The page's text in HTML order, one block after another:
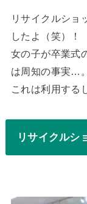
リサイクルショ
したよ（笑）！
女の子が卒業式
は周知の事実…。
これは利用する
リサイクルシ